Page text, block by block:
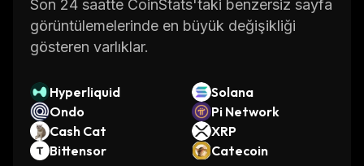
Son 24 saatte CoinStats'taki benzersiz sayfa
görüntülemelerinde en büyük değişikliği
gösteren varlıklar.
Hyperliquid
Solana
Ondo
Pi Network
Cash Cat
XRP
Bittensor
Catecoin